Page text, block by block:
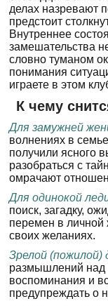
делах назревают
предстоит
Внутреннее
замешательства
словно туманом
понимания
играете в этом
К чему
Для замужней
волнениях в
получили ясного
разобраться с
омрачают
Для одинокой
поиск, загадку,
перемен в личной
своих желаниях.
Зрелой (пожилой)
размышлений над
воспоминания и
предупреждать о